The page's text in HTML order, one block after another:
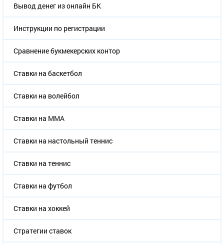
Вывод денег из онлайн БК
Инструкции по регистрации
Сравнение букмекерских контор
Ставки на баскетбол
Ставки на волейбол
Ставки на ММА
Ставки на настольный теннис
Ставки на теннис
Ставки на футбол
Ставки на хоккей
Стратегии ставок